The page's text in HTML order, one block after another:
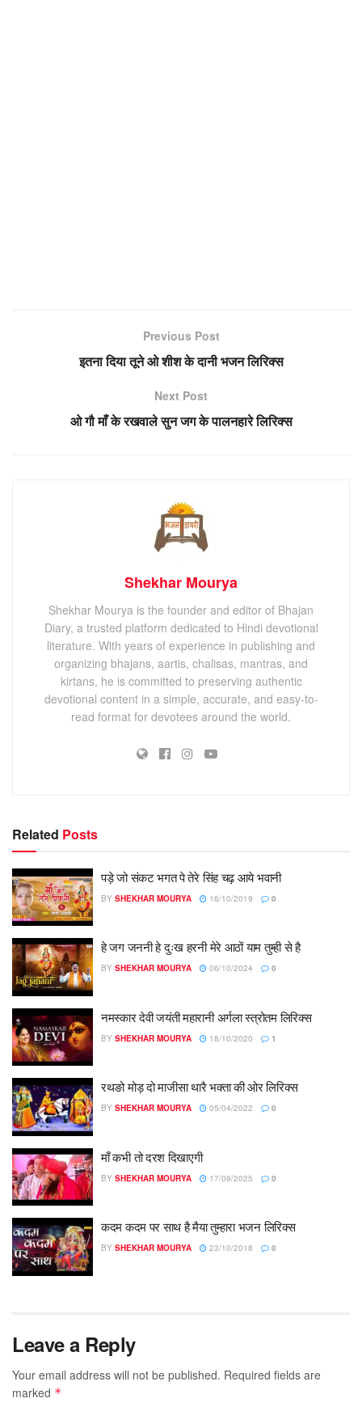
Previous Post
इतना दिया तूने ओ शीश के दानी भजन लिरिक्स
Next Post
ओ गौ माँ के रखवाले सुन जग के पालनहारे लिरिक्स
Shekhar Mourya
Shekhar Mourya is the founder and editor of Bhajan
Diary, a trusted platform dedicated to Hindi devotional
literature. With years of experience in publishing and
organizing bhajans, aartis, chalisas, mantras, and
kirtans, he is committed to preserving authentic
devotional content in a simple, accurate, and easy-to-
read format for devotees around the world.
Related Posts
पड़े जो संकट भगत पे तेरे सिंह चढ़ आये भवानी
BY SHEKHAR MOURYA 16/10/2019 0
हे जग जननी हे दुःख हरनी मेरे आठों याम तुम्ही से है
BY SHEKHAR MOURYA 06/10/2024 0
नमस्कार देवी जयंती महारानी अर्गला स्त्रोतम लिरिक्स
BY SHEKHAR MOURYA 18/10/2020 1
रथङो मोड़ दो माजीसा थारै भक्ता की ओर लिरिक्स
BY SHEKHAR MOURYA 05/04/2022 0
माँ कभी तो दरश दिखाएगी
BY SHEKHAR MOURYA 17/09/2025 0
कदम कदम पर साथ है मैया तुम्हारा भजन लिरिक्स
BY SHEKHAR MOURYA 23/10/2018 0
Leave a Reply
Your email address will not be published. Required fields are
marked *